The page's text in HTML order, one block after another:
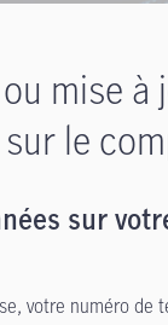
mise à
le
sur
votre numéro de